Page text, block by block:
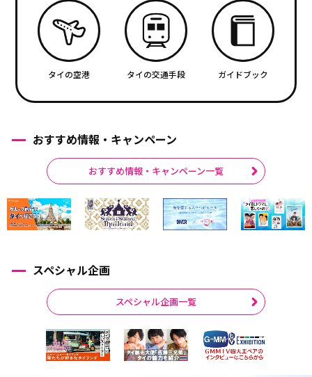
タイの空港 タイの交通手段 ガイドブック
おすすめ情報・キャンペーン
おすすめ情報・キャンペーン一覧
スペシャル企画
スペシャル企画一覧